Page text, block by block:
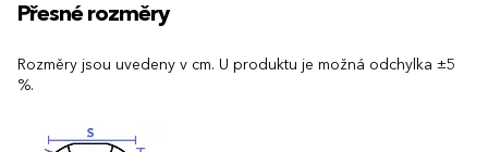
Přesné rozměry
Rozměry jsou uvedeny v cm. U produktu je možná odchylka ±5
%.